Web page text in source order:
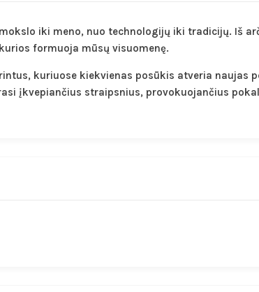
iki meno, nuo technologijų iki tradicijų. Iš
formuoja mūsų visuomenę.
kuriuose kiekvienas posūkis atveria naujas
įkvepiančius straipsnius, provokuojančius